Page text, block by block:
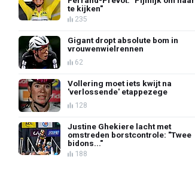
te kijken"
235
Gigant dropt absolute bom in
vrouwenwielrennen
62
Vollering moet iets kwijt na
'verlossende' etappezege
128
Justine Ghekiere lacht met
omstreden borstcontrole: "Twee
bidons..."
188